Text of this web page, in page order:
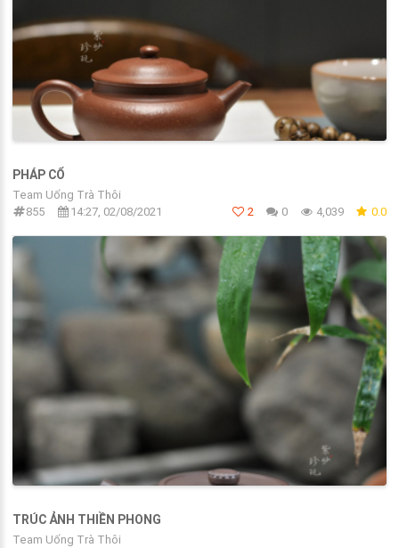
PHÁP CỔ
Team Uống Trà Thôi
855
14:27, 02/08/2021 2 0 4,039 0.0
TRÚC ẢNH THIỀN PHONG
Team Uống Trà Thôi